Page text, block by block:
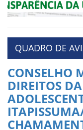
QUADRO DE
CONSELHO
DIREITOS